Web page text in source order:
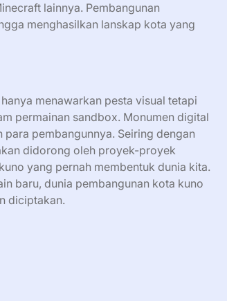
lainnya. Pembangunan
menghasilkan lanskap kota yang
menawarkan pesta visual tetapi
permainan sandbox. Monumen digital
pembangunnya. Seiring dengan
didorong oleh proyek-proyek
yang pernah membentuk dunia kita.
baru, dunia pembangunan kota kuno
diciptakan.